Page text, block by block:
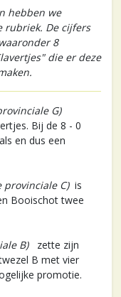
hebben we
rubriek. De cijfers
8
die er deze
G)
Bij de 8 - 0
en dus een
provinciale C)is
Booischot twee
B)zette zijn
B met vier
promotie.